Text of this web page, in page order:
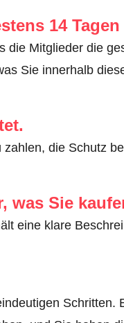
14 Tagen
die Mitglieder die
Sie innerhalb
die Schutz
was Sie
eine klare
Schritten.